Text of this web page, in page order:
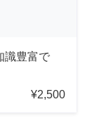
識豊富で
¥2,500